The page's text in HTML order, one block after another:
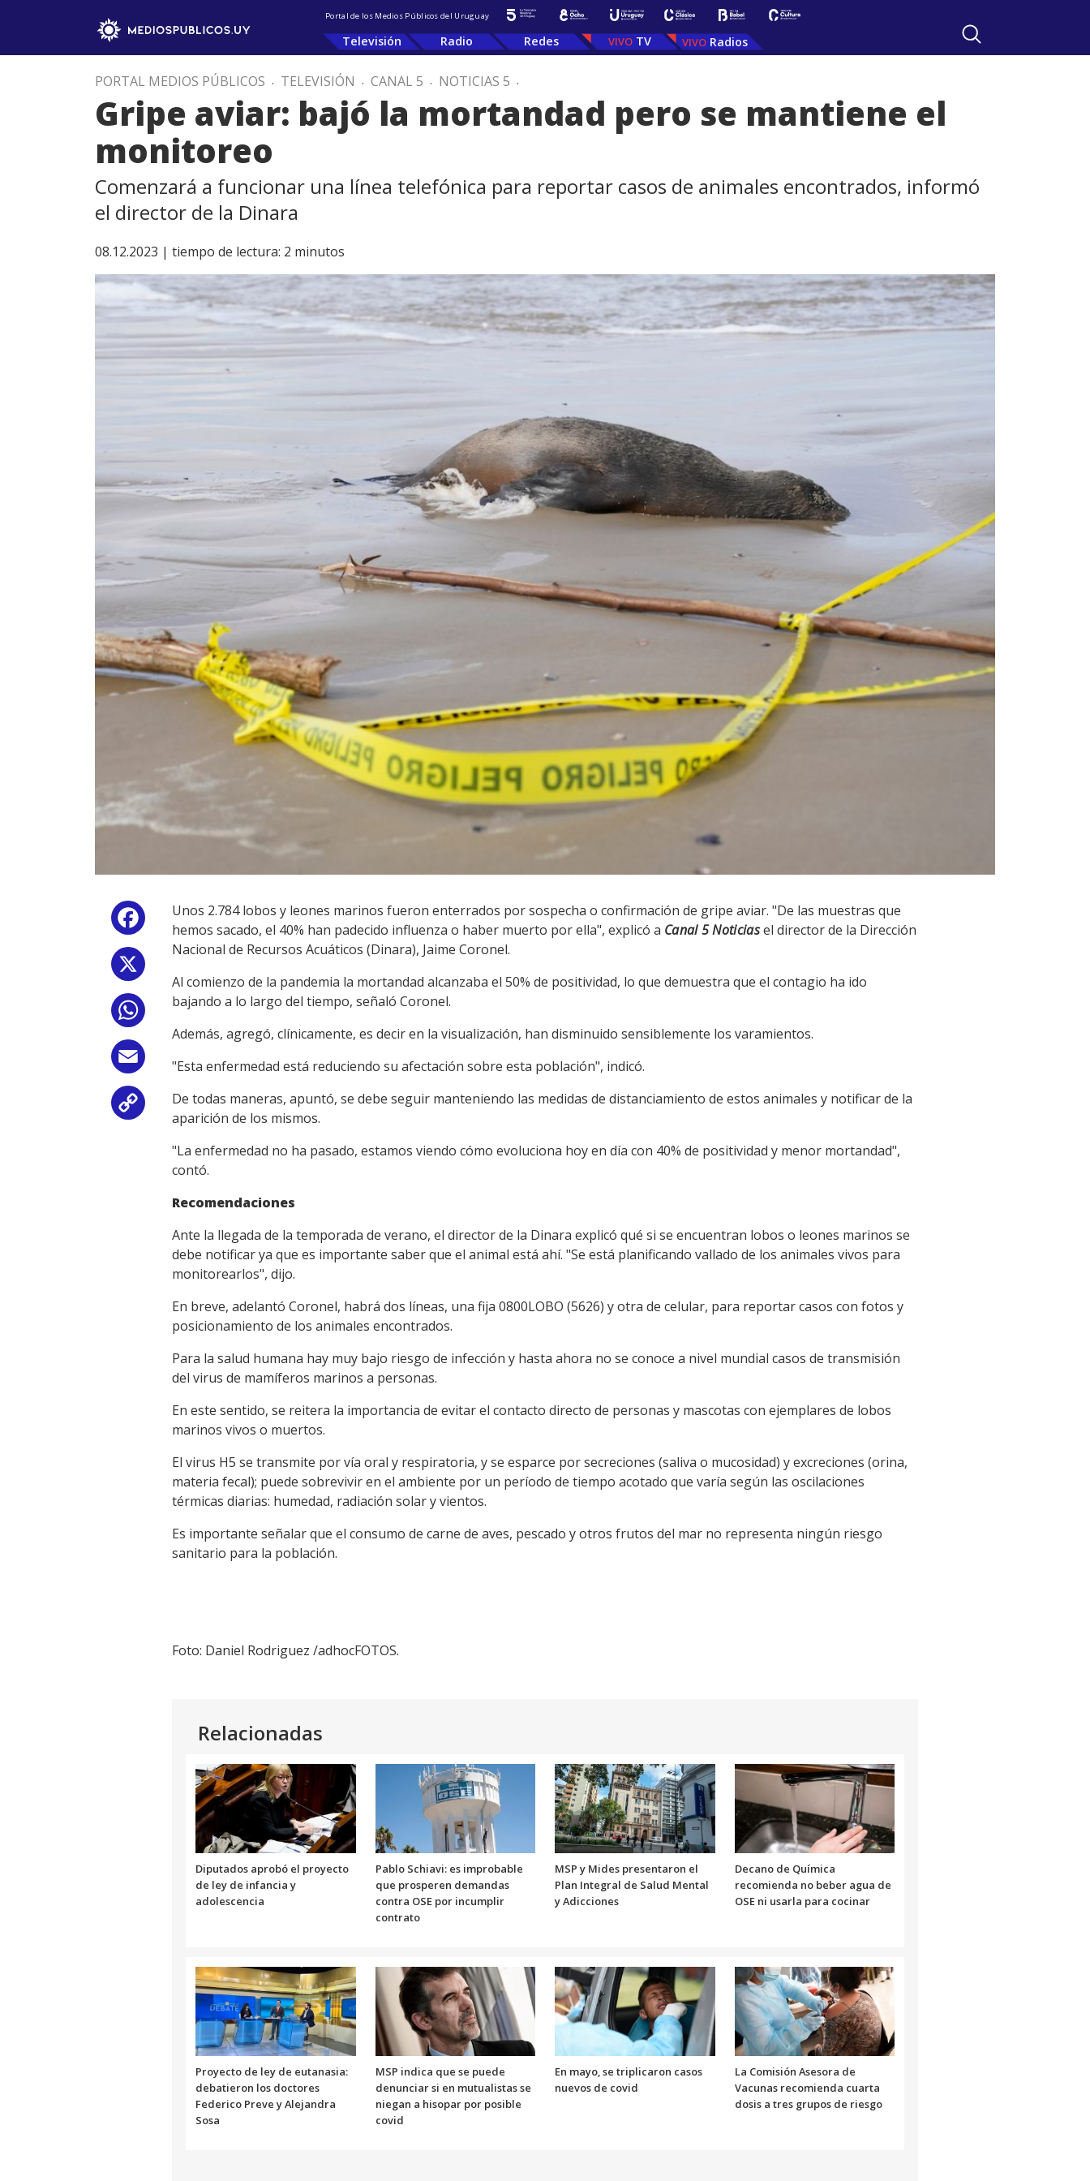
Portal de los Medios Públicos del Uruguay
Televisión Radio Redes TV Radios
PORTAL MEDIOS PÚBLICOS . TELEVISIÓN . CANAL 5 . NOTICIAS 5 .
Gripe aviar: bajó la mortandad pero se mantiene el
monitoreo
Comenzará a funcionar una línea telefónica para reportar casos de animales encontrados, informó
el director de la Dinara
08.12.2023 | tiempo de lectura: 2 minutos
Facebook
WhatsApp
Email
Copy
Unos 2.784 lobos y leones marinos fueron enterrados por sospecha o confirmación de gripe aviar. "De las muestras que
hemos sacado, el 40% han padecido influenza o haber muerto por ella", explicó a Canal 5 Noticiasel director de la Dirección
Nacional de Recursos Acuáticos (Dinara), Jaime Coronel.
Al comienzo de la pandemia la mortandad alcanzaba el 50% de positividad, lo que demuestra que el contagio ha ido
bajando a lo largo del tiempo, señaló Coronel.
Además, agregó, clínicamente, es decir en la visualización, han disminuido sensiblemente los varamientos.
"Esta enfermedad está reduciendo su afectación sobre esta población", indicó.
De todas maneras, apuntó, se debe seguir manteniendo las medidas de distanciamiento de estos animales y notificar de la
aparición de los mismos.
"La enfermedad no ha pasado, estamos viendo cómo evoluciona hoy en día con 40% de positividad y menor mortandad",
contó.
Recomendaciones
Ante la llegada de la temporada de verano, el director de la Dinara explicó qué si se encuentran lobos o leones marinos se
debe notificar ya que es importante saber que el animal está ahí. "Se está planificando vallado de los animales vivos para
monitorearlos", dijo.
En breve, adelantó Coronel, habrá dos líneas, una fija 0800LOBO (5626) y otra de celular, para reportar casos con fotos y
posicionamiento de los animales encontrados.
Para la salud humana hay muy bajo riesgo de infección y hasta ahora no se conoce a nivel mundial casos de transmisión
del virus de mamíferos marinos a personas.
En este sentido, se reitera la importancia de evitar el contacto directo de personas y mascotas con ejemplares de lobos
marinos vivos o muertos.
El virus H5 se transmite por vía oral y respiratoria, y se esparce por secreciones (saliva o mucosidad) y excreciones (orina,
materia fecal); puede sobrevivir en el ambiente por un período de tiempo acotado que varía según las oscilaciones
térmicas diarias: humedad, radiación solar y vientos.
Es importante señalar que el consumo de carne de aves, pescado y otros frutos del mar no representa ningún riesgo
sanitario para la población.
Foto: Daniel Rodriguez /adhocFOTOS.
Relacionadas
Diputados aprobó el proyecto
de ley de infancia y
adolescencia
Pablo Schiavi: es improbable
que prosperen demandas
contra OSE por incumplir
contrato
MSP y Mides presentaron el
Plan Integral de Salud Mental
y Adicciones
Decano de Química
recomienda no beber agua de
OSE ni usarla para cocinar
Proyecto de ley de eutanasia:
debatieron los doctores
Federico Preve y Alejandra
Sosa
MSP indica que se puede
denunciar si en mutualistas se
niegan a hisopar por posible
covid
En mayo, se triplicaron casos
nuevos de covid
La Comisión Asesora de
Vacunas recomienda cuarta
dosis a tres grupos de riesgo